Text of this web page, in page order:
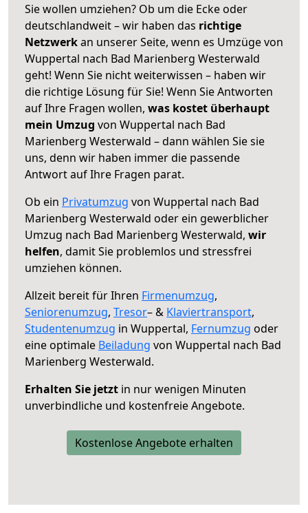
Sie wollen umziehen? Ob um die Ecke oder
deutschlandweit – wir haben das richtige
Netzwerkan unserer Seite, wenn es Umzüge von
Wuppertal nach Bad Marienberg Westerwald
geht! Wenn Sie nicht weiterwissen – haben wir
die richtige Lösung für Sie! Wenn Sie Antworten
auf Ihre Fragen wollen, was kostet überhaupt
mein Umzug von Wuppertal nach Bad
Marienberg Westerwald – dann wählen Sie sie
uns, denn wir haben immer die passende
Antwort auf Ihre Fragen parat.
Ob ein Privatumzug von Wuppertal nach Bad
Marienberg Westerwald oder ein gewerblicher
Umzug nach Bad Marienberg Westerwald, wir
helfen, damit Sie problemlos und stressfrei
umziehen können.
Allzeit bereit für Ihren Firmenumzug,
Seniorenumzug, Tresor– & Klaviertransport,
Studentenumzug in Wuppertal, Fernumzug oder
eine optimale Beiladung von Wuppertal nach Bad
Marienberg Westerwald.
Erhalten Sie jetzt in nur wenigen Minuten
unverbindliche und kostenfreie Angebote.
Kostenlose Angebote erhalten